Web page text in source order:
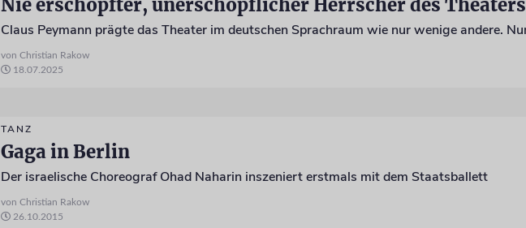
Nie erschöpfter, unerschöpflicher Herrscher des Theaters
von Christian Rakow
18.07.2025
TANZ
Gaga in Berlin
Der israelische Choreograf Ohad Naharin inszeniert erstmals mit dem Staatsballett
von Christian Rakow
26.10.2015